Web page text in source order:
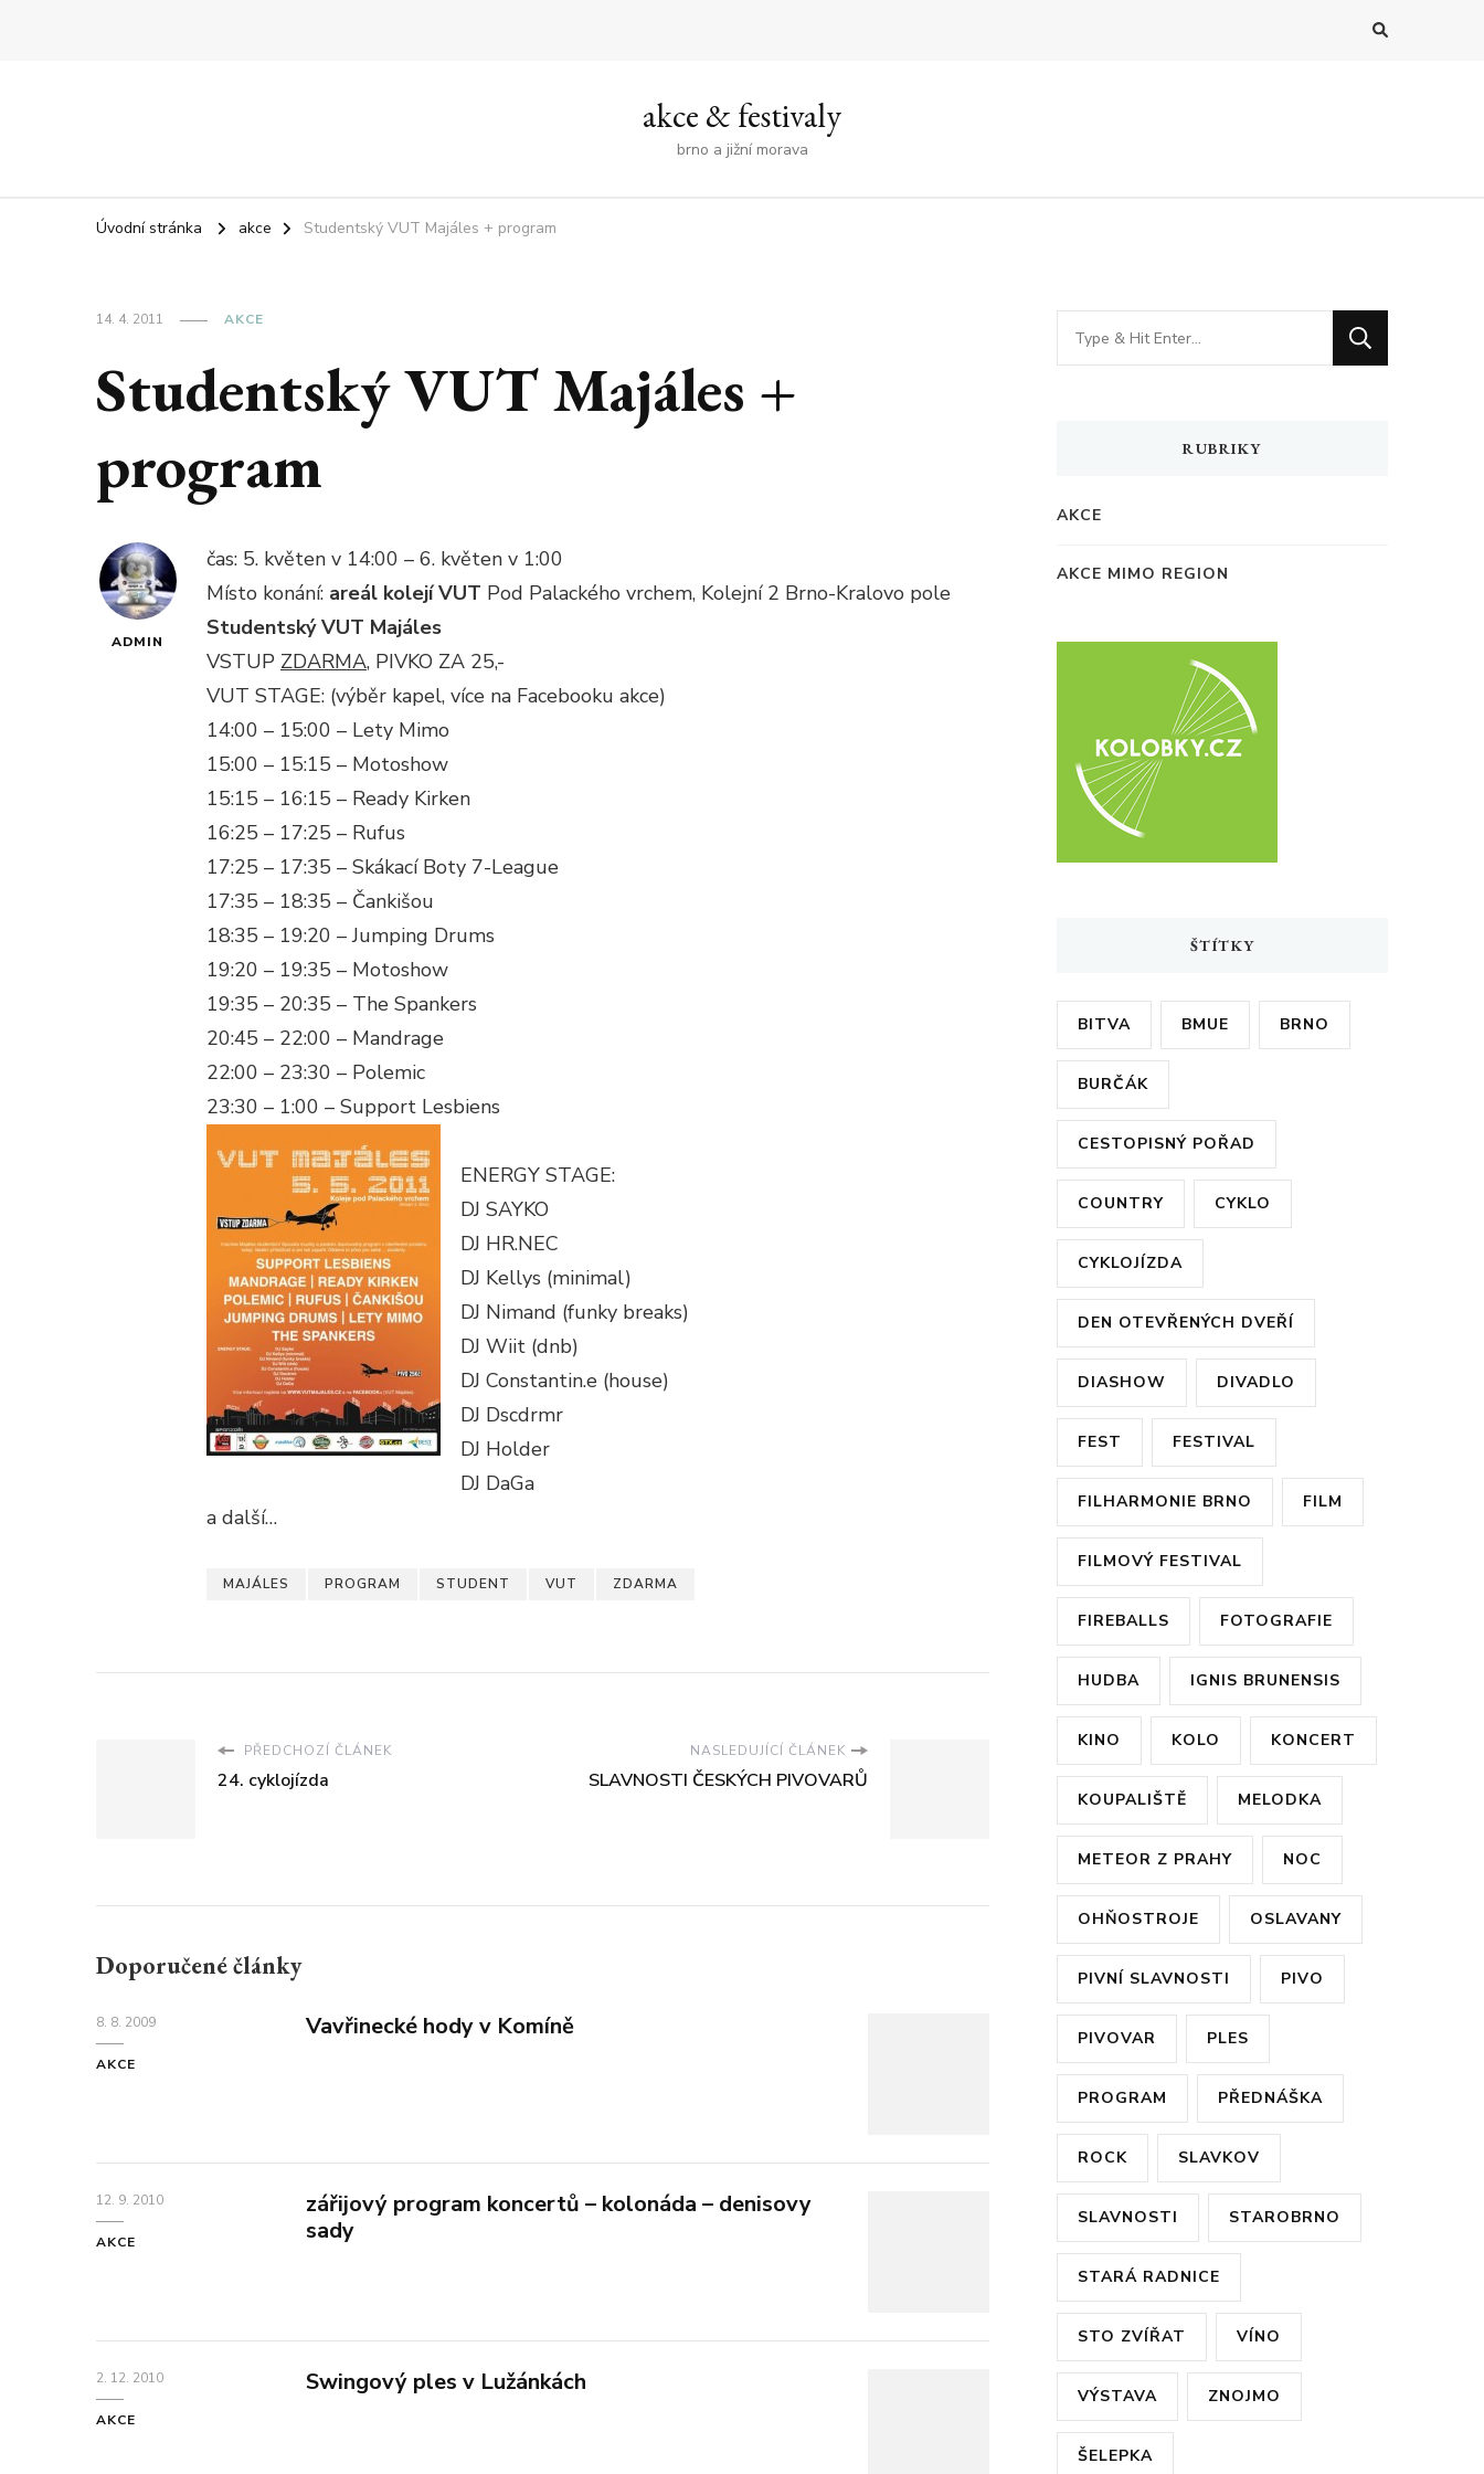
akce & festivaly
brno a jižní morava
Úvodní stránka akce Studentský VUT Majáles + program
14. 4. 2011 AKCE
Studentský VUT Majáles +
program
ADMIN
čas: 5. květen v 14:00 – 6. květen v 1:00
Místo konání: areál kolejí VUT Pod Palackého vrchem, Kolejní 2 Brno-Kralovo pole
Studentský VUT Majáles
VSTUP ZDARMA, PIVKO ZA 25,-
VUT STAGE: (výběr kapel, více na Facebooku akce)
14:00 – 15:00 – Lety Mimo
15:00 – 15:15 – Motoshow
15:15 – 16:15 – Ready Kirken
16:25 – 17:25 – Rufus
17:25 – 17:35 – Skákací Boty 7-League
17:35 – 18:35 – Čankišou
18:35 – 19:20 – Jumping Drums
19:20 – 19:35 – Motoshow
19:35 – 20:35 – The Spankers
20:45 – 22:00 – Mandrage
22:00 – 23:30 – Polemic
23:30 – 1:00 – Support Lesbiens
ENERGY STAGE:
DJ SAYKO
DJ HR.NEC
DJ Kellys (minimal)
DJ Nimand (funky breaks)
DJ Wiit (dnb)
DJ Constantin.e (house)
DJ Dscdrmr
DJ Holder
DJ DaGa
a další…
MAJÁLES PROGRAM STUDENT VUT ZDARMA
PŘEDCHOZÍ ČLÁNEK
24. cyklojízda
NASLEDUJÍCÍ ČLÁNEK
SLAVNOSTI ČESKÝCH PIVOVARŮ
Doporučené články
8. 8. 2009
AKCE
Vavřinecké hody v Komíně
12. 9. 2010
AKCE
zářijový program koncertů – kolonáda – denisovy
sady
2. 12. 2010
AKCE
Swingový ples v Lužánkách
Hledáte
něco
RUBRIKY
AKCE
AKCE MIMO REGION
ŠTÍTKY
BITVA BMUE BRNO
BURČÁK
CESTOPISNÝ POŘAD
COUNTRY CYKLO
CYKLOJÍZDA
DEN OTEVŘENÝCH DVEŘÍ
DIASHOW DIVADLO
FEST FESTIVAL
FILHARMONIE BRNO FILM
FILMOVÝ FESTIVAL
FIREBALLS FOTOGRAFIE
HUDBA IGNIS BRUNENSIS
KINO KOLO KONCERT
KOUPALIŠTĚ MELODKA
METEOR Z PRAHY NOC
OHŇOSTROJE OSLAVANY
PIVNÍ SLAVNOSTI PIVO
PIVOVAR PLES
PROGRAM PŘEDNÁŠKA
ROCK SLAVKOV
SLAVNOSTI STAROBRNO
STARÁ RADNICE
STO ZVÍŘAT VÍNO
VÝSTAVA ZNOJMO
ŠELEPKA